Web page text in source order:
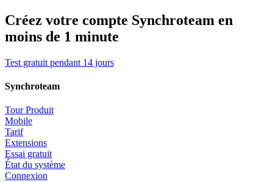
Créez votre compte Synchroteam en
moins de 1 minute
Test gratuit pendant 14 jours
Synchroteam
Tour Produit
Mobile
Tarif
Extensions
Essai gratuit
État du système
Connexion